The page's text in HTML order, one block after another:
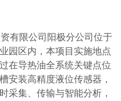
有限公司阳极分公司位于
园区内，本项目实施地点
在导热油全系统关键点位
安装高精度液位传感器，
采集、传输与智能分析，